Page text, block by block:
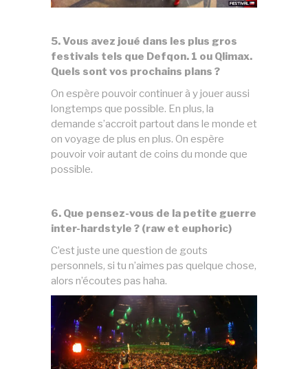
5. Vous avez joué dans les plus gros
festivals tels que Defqon. 1 ou Qlimax.
Quels sont vos prochains plans ?
On espère pouvoir continuer à y jouer aussi
longtemps que possible. En plus, la
demande s’accroit partout dans le monde et
on voyage de plus en plus. On espère
pouvoir voir autant de coins du monde que
possible.
6. Que pensez-vous de la petite guerre
inter-hardstyle ? (raw et euphoric)
C’est juste une question de gouts
personnels, si tu n’aimes pas quelque chose,
alors n’écoutes pas haha.